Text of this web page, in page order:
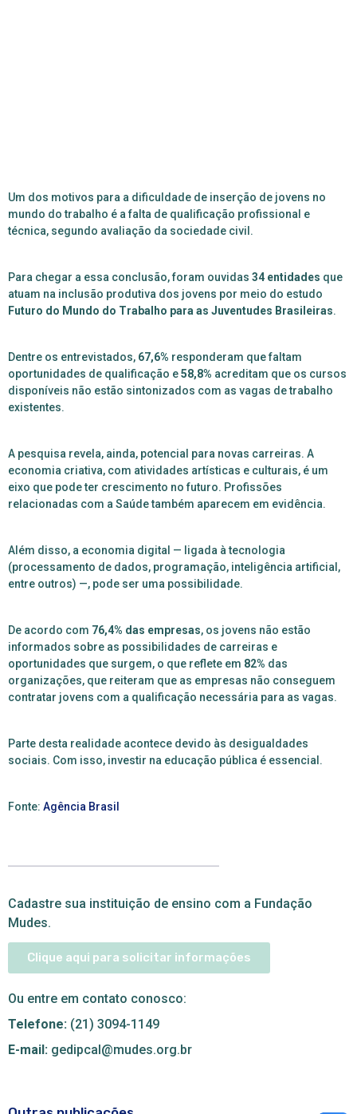
Um dos motivos para a dificuldade de inserção de jovens no
mundo do trabalho é a falta de qualificação profissional e
técnica, segundo avaliação da sociedade civil.
Para chegar a essa conclusão, foram ouvidas 34 entidades que
atuam na inclusão produtiva dos jovens por meio do estudo
Futuro do Mundo do Trabalho para as Juventudes Brasileiras.
Dentre os entrevistados, 67,6% responderam que faltam
oportunidades de qualificação e58,8% acreditam que os cursos
disponíveis não estão sintonizados com as vagas de trabalho
existentes.
A pesquisa revela, ainda, potencial para novas carreiras. A
economia criativa, com atividades artísticas e culturais, é um
eixo que pode ter crescimento no futuro. Profissões
relacionadas com a Saúde também aparecem em evidência.
Além disso, a economia digital — ligada à tecnologia
(processamento de dados, programação, inteligência artificial,
entre outros) —, pode ser uma possibilidade.
De acordo com 76,4% das empresas, os jovens não estão
informados sobre as possibilidades de carreiras e
oportunidades que surgem, o que reflete em 82% das
organizações, que reiteram que as empresas não conseguem
contratar jovens com a qualificação necessária para as vagas.
Parte desta realidade acontece devido às desigualdades
sociais. Com isso, investir na educação pública é essencial.
Fonte: Agência Brasil
Cadastre sua instituição de ensino com a Fundação
Mudes.
Clique aqui para solicitar informações
Ou entre em contato conosco:
Telefone: (21) 3094-1149
E-mail: gedipcal@mudes.org.br